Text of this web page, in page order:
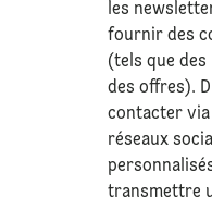
les
fournir des
(tels que des
des offres).
contacter via
réseaux
transmettre